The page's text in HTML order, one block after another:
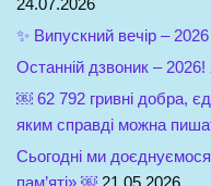
24.07.2026
✨ Випускний вечір – 2026
Останній дзвоник – 2026!
￼ 62 792 гривні добра,
яким справді можна
Сьогодні ми
пам’яті» ￼ 21.05.2026